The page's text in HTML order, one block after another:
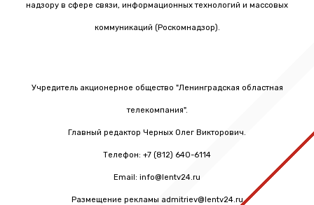
надзору в сфере связи, информационных технологий и массовых
коммуникаций (Роскомнадзор).
Учредитель акционерное общество "Ленинградская областная
телекомпания".
Главный редактор Черных Олег Викторович.
Телефон: +7 (812) 640-6114
Email: info@lentv24.ru
Размещение рекламы admitriev@lentv24.ru